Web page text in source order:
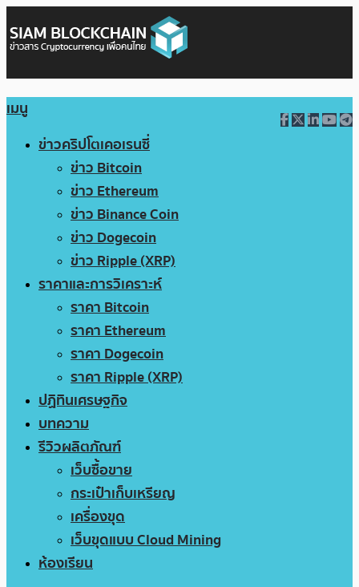
เมนู
ข่าวคริปโตเคอเรนซี่
ข่าว Bitcoin
ข่าว Ethereum
ข่าว Binance Coin
ข่าว Dogecoin
ข่าว Ripple (XRP)
ราคาและการวิเคราะห์
ราคา Bitcoin
ราคา Ethereum
ราคา Dogecoin
ราคา Ripple (XRP)
ปฏิทินเศรษฐกิจ
บทความ
รีวิวผลิตภัณฑ์
เว็บซื้อขาย
กระเป๋าเก็บเหรียญ
เครื่องขุด
เว็บขุดแบบ Cloud Mining
ห้องเรียน